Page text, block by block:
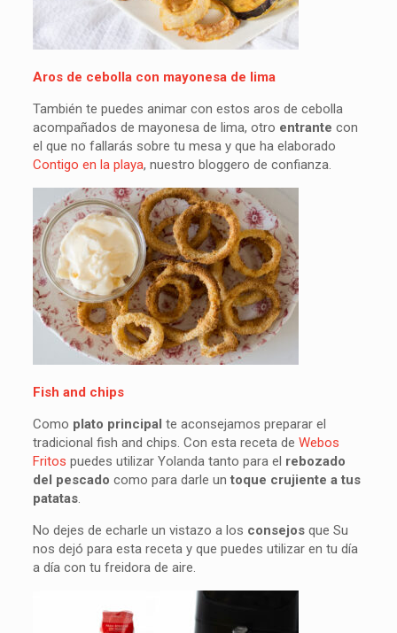
Aros de cebolla con mayonesa de lima
También te puedes animar con estos aros de cebolla
acompañados de mayonesa de lima, otro entrante con
el que no fallarás sobre tu mesa y que ha elaborado
Contigo en la playa, nuestro bloggero de confianza.
Fish and chips
Como plato principal te aconsejamos preparar el
tradicional fish and chips. Con esta receta de Webos
Fritos puedes utilizar Yolanda tanto para el rebozado
del pescado como para darle un toque crujiente a tus
patatas.
No dejes de echarle un vistazo a los consejosque Su
nos dejó para esta receta y que puedes utilizar en tu día
a día con tu freidora de aire.